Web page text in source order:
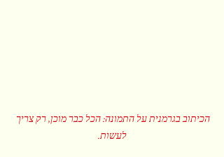
הכיתוב בגרמנית על התמונה: הכל כבר מוכן, רק צריך
לעשות.